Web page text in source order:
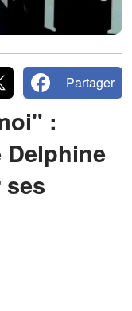
Partager
:
Delphine